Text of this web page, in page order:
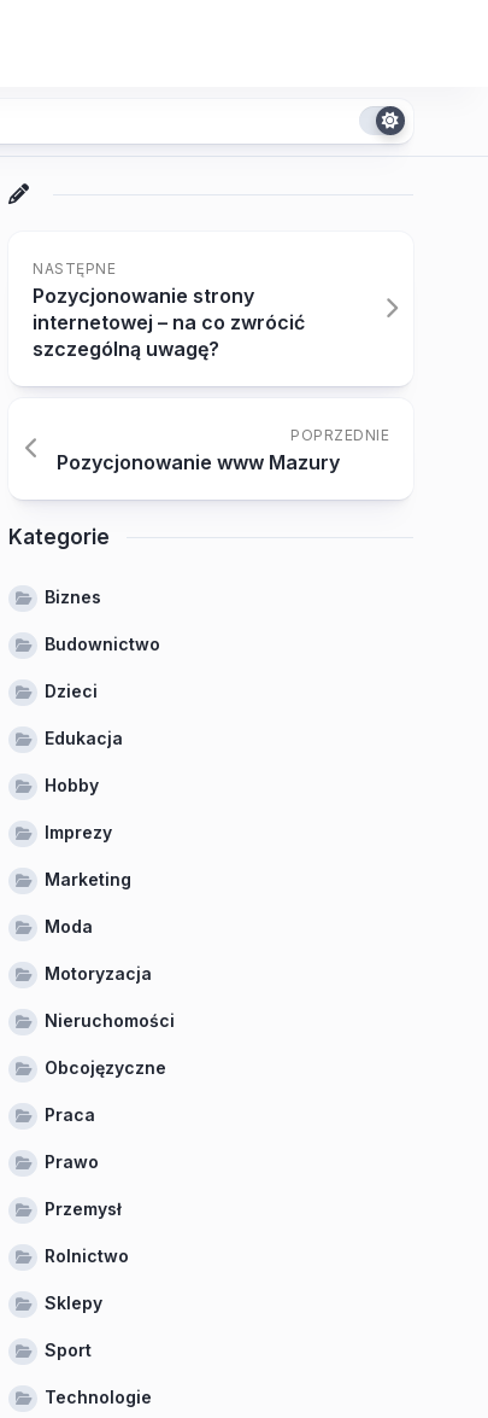
NASTĘPNE
Pozycjonowanie strony
internetowej – na co zwrócić
szczególną uwagę?
POPRZEDNIE
Pozycjonowanie www Mazury
Kategorie
Biznes
Budownictwo
Dzieci
Edukacja
Hobby
Imprezy
Marketing
Moda
Motoryzacja
Nieruchomości
Obcojęzyczne
Praca
Prawo
Przemysł
Rolnictwo
Sklepy
Sport
Technologie